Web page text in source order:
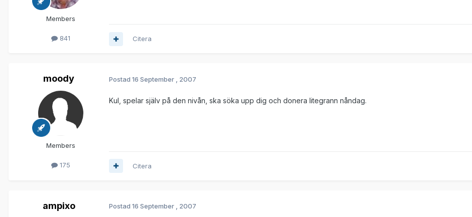
Members
841 Citera
moody
Members
175
Postad 16 September , 2007
Kul, spelar själv på den nivån, ska söka upp dig och donera litegrann nåndag.
Citera
ampixo Postad 16 September , 2007